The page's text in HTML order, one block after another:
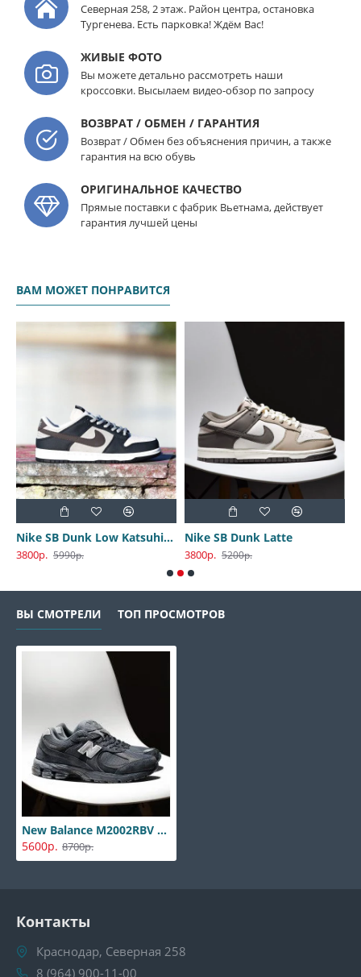
Северная 258, 2 этаж. Район центра, остановка
Тургенева. Есть парковка! Ждём Вас!
ЖИВЫЕ ФОТО
Вы можете детально рассмотреть наши
кроссовки. Высылаем видео-обзор по запросу
ВОЗВРАТ / ОБМЕН / ГАРАНТИЯ
Возврат / Обмен без объяснения причин, а также
гарантия на всю обувь
ОРИГИНАЛЬНОЕ КАЧЕСТВО
Прямые поставки с фабрик Вьетнама, действует
гарантия лучшей цены
ВАМ МОЖЕТ ПОНРАВИТСЯ
Nike SB Dunk Low Katsuhiro Otomo
3800р. 5990р.
Nike SB Dunk Latte
3800р. 5200р.
ВЫ СМОТРЕЛИ ТОП ПРОСМОТРОВ
New Balance M2002RBV Premium
5600р. 8700р.
Контакты
Краснодар, Северная 258
8 (964) 900-11-00